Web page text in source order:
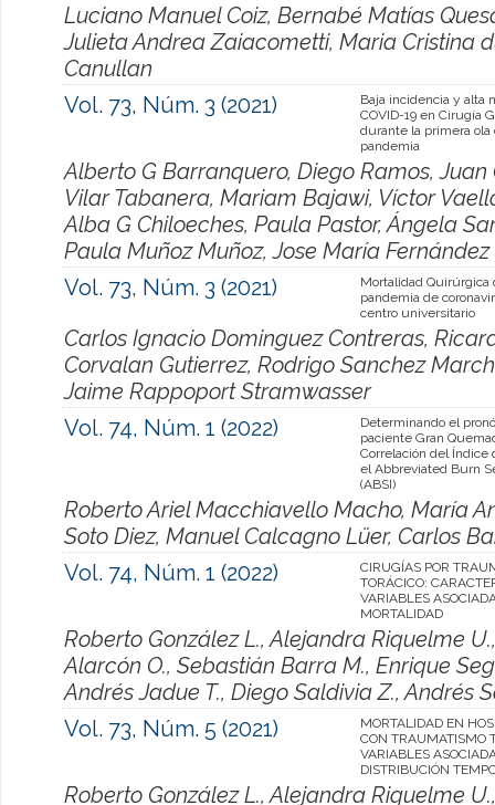
Luciano Manuel Coiz, Bernabé Matías
Julieta Andrea Zaiacometti, Maria Cristina
Canullan
Vol. 73, Núm. 3 (2021)
Baja incidencia y alta
COVID-19 en Cirugía
durante la primera ola
pandemia
Alberto G Barranquero, Diego Ramos,
Vilar Tabanera, Mariam Bajawi, Víctor
Alba G Chiloeches, Paula Pastor, Ángela
Paula Muñoz Muñoz, Jose María
Vol. 73, Núm. 3 (2021)
Mortalidad Quirúrgica
pandemia de
centro universitario
Carlos Ignacio Dominguez Contreras,
Corvalan Gutierrez, Rodrigo Sanchez
Jaime Rappoport Stramwasser
Vol. 74, Núm. 1 (2022)
Determinando el
paciente Gran
Correlación del Índice
el Abbreviated Burn
(ABSI)
Roberto Ariel Macchiavello Macho, María
Soto Diez, Manuel Calcagno Lüer, Carlos
Vol. 74, Núm. 1 (2022)
CIRUGÍAS POR
TORÁCICO:
VARIABLES
MORTALIDAD
Roberto González L., Alejandra Riquelme
Alarcón O., Sebastián Barra M., Enrique
Andrés Jadue T., Diego Saldivia Z., Andrés
Vol. 73, Núm. 5 (2021)
MORTALIDAD EN
CON TRAUMATISMO
VARIABLES
DISTRIBUCIÓN
Roberto González L., Alejandra Riquelme